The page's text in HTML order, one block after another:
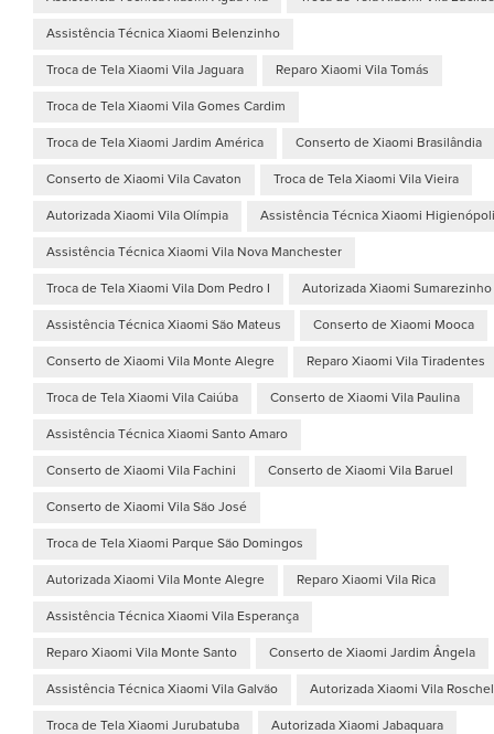
Assistência Técnica Xiaomi Belenzinho
Troca de Tela Xiaomi Vila Jaguara Reparo Xiaomi Vila Tomás
Troca de Tela Xiaomi Vila Gomes Cardim
Troca de Tela Xiaomi Jardim América Conserto de Xiaomi Brasilândia
Conserto de Xiaomi Vila Cavaton Troca de Tela Xiaomi Vila Vieira
Autorizada Xiaomi Vila Olímpia Assistência Técnica Xiaomi
Assistência Técnica Xiaomi Vila Nova Manchester
Troca de Tela Xiaomi Vila Dom Pedro I Autorizada Xiaomi Sumarezinho
Assistência Técnica Xiaomi São Mateus Conserto de Xiaomi Mooca
Conserto de Xiaomi Vila Monte Alegre Reparo Xiaomi Vila Tiradentes
Troca de Tela Xiaomi Vila Caiúba Conserto de Xiaomi Vila Paulina
Assistência Técnica Xiaomi Santo Amaro
Conserto de Xiaomi Vila Fachini Conserto de Xiaomi Vila Baruel
Conserto de Xiaomi Vila São José
Troca de Tela Xiaomi Parque São Domingos
Autorizada Xiaomi Vila Monte Alegre Reparo Xiaomi Vila Rica
Assistência Técnica Xiaomi Vila Esperança
Reparo Xiaomi Vila Monte Santo Conserto de Xiaomi Jardim Ângela
Assistência Técnica Xiaomi Vila Galvão Autorizada Xiaomi Vila Roschel
Troca de Tela Xiaomi Jurubatuba Autorizada Xiaomi Jabaquara